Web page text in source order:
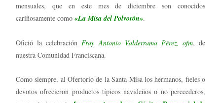
mensuales, que en este mes de diciembre son conocidos
cariñosamente como «La Misa del Polvorón».
Ofició la celebraciónFray Antonio Valderrama Pérez, ofm, de
nuestra Comunidad Franciscana.
Como siempre, al Ofertorio de la Santa Misa los hermanos, fieles o
devotos ofrecieron productos típicos navideños o no perecederos,